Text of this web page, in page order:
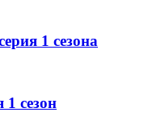
1 сезона
сезон